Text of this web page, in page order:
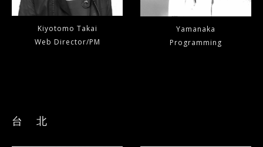
Kiyotomo Takai
Web Director/PM
Yamanaka
Programming
台 北